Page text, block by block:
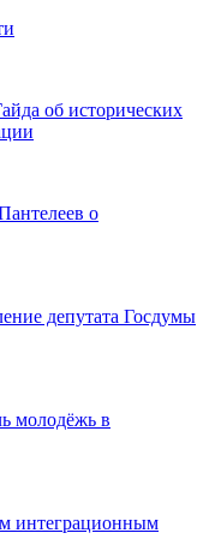
об исторических
о
депутата Госдумы
молодёжь в
интеграционным